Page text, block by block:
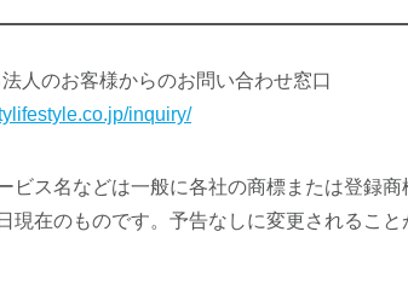
人のお客様からのお問い合わせ窓口
inquiry/
ビス名などは一般に各社の商標または登録商
現在のものです。予告なしに変更されること